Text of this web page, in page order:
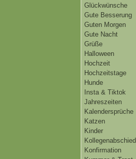
Glückwünsche
Gute Besserung
Guten Morgen
Gute Nacht
Grüße
Halloween
Hochzeit
Hochzeitstage
Hunde
Insta & Tiktok
Jahreszeiten
Kalendersprüche
Katzen
Kinder
Kollegenabschied
Konfirmation